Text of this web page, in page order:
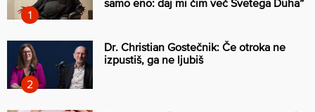
samo eno: daj mi čim več Svetega Duha”
Dr. Christian Gostečnik: Če otroka ne
izpustiš, ga ne ljubiš